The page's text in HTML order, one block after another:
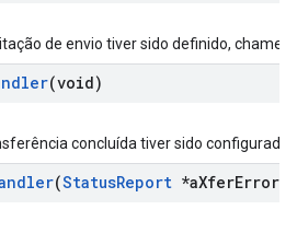
de envio tiver sido definido, chame-
(void)
concluída tiver sido configurado,
(StatusReport *aXferError)